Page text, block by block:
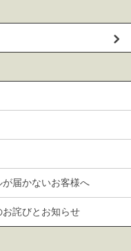
届かないお客様へ
詫びとお知らせ